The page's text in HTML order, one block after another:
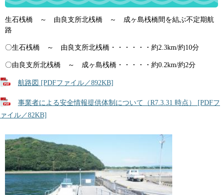
生石桟橋 ～
由良支所北桟橋 ～ 成ヶ島桟橋間を結ぶ不定期航
路
〇生石桟橋 ～ 由良支所北桟橋・・・・・・約2.3km/約10分
〇由良支所北桟橋 ～ 成ヶ島桟橋・・・・・約0.2km/約2分
航路図 [PDFファイル／892KB]
事業者による安全情報提供体制について（R7.3.31 時点） [PDFフ
ァイル／82KB]